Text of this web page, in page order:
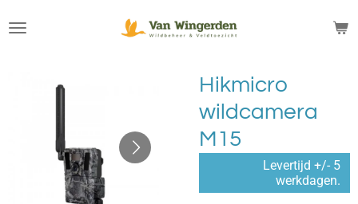
direct
hoofdinhoud
Hikmicro
wildcamera
M15
Levertijd +/- 5
werkdagen.